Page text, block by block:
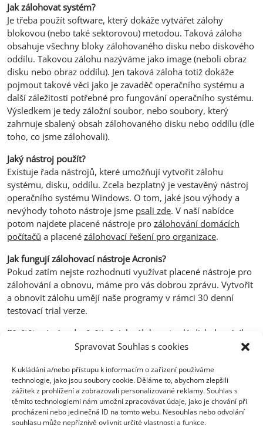
Spravovat Souhlas s cookies
K ukládání a/nebo přístupu k informacím o zařízení používáme
technologie, jako jsou soubory cookie. Děláme to, abychom zlepšili
zážitek z prohlížení a zobrazovali personalizované reklamy. Souhlas s
těmito technologiemi nám umožní zpracovávat údaje, jako je chování při
procházení nebo jedinečná ID na tomto webu. Nesouhlas nebo odvolání
souhlasu může nepříznivě ovlivnit určité vlastnosti a funkce.
Jak zálohovat systém?
Je třeba použít software, který dokáže vytvářet zálohy
blokovou (nebo také sektorovou) metodou. Taková záloha
obsahuje všechny bloky zálohovaného disku nebo diskového
oddílu. Takovou zálohu nazýváme jako image (neboli obraz
disku nebo obraz oddílu). Jen taková záloha totiž dokáže
pojmout takové věci jako je zavaděč operačního systému a
další záležitosti potřebné pro fungování operačního systému.
Výsledkem je tedy záložní soubor, nebo soubory, který
zahrnuje sbalený obsah zálohovaného disku nebo oddílu (dle
toho, co jsme zálohovali).
Jaký nástroj použít?
Existuje řada nástrojů, které umožňují vytvořit zálohu
systému, disku, oddílu. Zcela bezplatný je vestavěný nástroj
operačního systému Windows. O tom, jaké jsou výhody a
nevýhody tohoto nástroje jsme psali zde. V naší nabídce
potom najdete placené nástroje pro zálohování domácích
počítačů a placené zálohovací řešení pro organizace.
Jak fungují zálohovací nástroje Acronis?
Pokud zatím nejste rozhodnuti využívat placené nástroje pro
zálohování a obnovu, máme pro vás dobrou zprávu. Vytvořit
a obnovit zálohu umějí naše programy v rámci 30 denní
testovací trial verze.
Přečtěte si návod v češtině, jak zálohovat celý disk domácího
help/Acronis_True_Image_PC_2020/index.html#7937.html
Přečtěte si návod, jak zálohovat počítače v organizaci:
http://dl.managed-
protection.com/u/backup/help/12.5/user/cs-